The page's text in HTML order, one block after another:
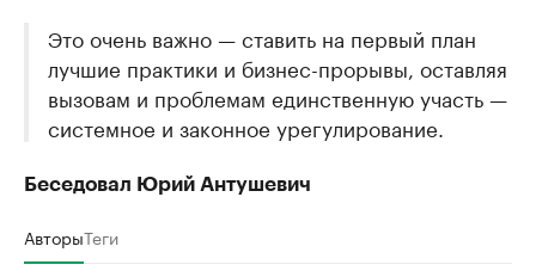
Это очень важно — ставить на первый план
лучшие практики и бизнес-прорывы, оставляя
вызовам и проблемам единственную участь —
системное и законное урегулирование.
Беседовал Юрий Антушевич
АвторыТеги